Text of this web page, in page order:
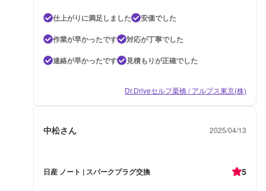
仕上がりに満足しました
安価でした
作業が早かったです
対応が丁寧でした
連絡が早かったです
見積もりが正確でした
Dr.Driveセルフ栗橋 / アルプス東京(株)
中松さん 2025/04/13
日産 ノート | スパークプラグ交換 5